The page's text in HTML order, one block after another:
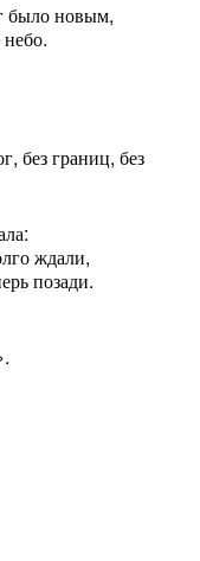
было новым,
без границ, без
ждали,
позади.